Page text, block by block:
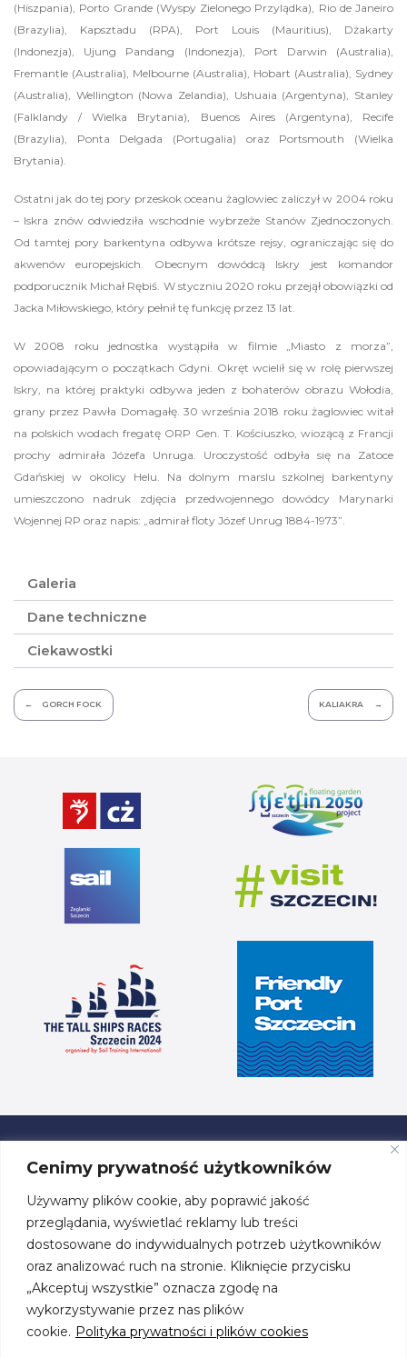
Cenimy prywatność użytkowników
Używamy plików cookie, aby poprawić jakość
przeglądania, wyświetlać reklamy lub treści
dostosowane do indywidualnych potrzeb użytkowników
oraz analizować ruch na stronie. Kliknięcie przycisku
„Akceptuj wszystkie” oznacza zgodę na
wykorzystywanie przez nas plików
cookie. Polityka prywatności i plików cookies
(Hiszpania), Porto Grande (Wyspy Zielonego Przylądka), Rio de Janeiro
(Brazylia), Kapsztadu (RPA), Port Louis (Mauritius), Dżakarty
(Indonezja), Ujung Pandang (Indonezja), Port Darwin (Australia),
Fremantle (Australia), Melbourne (Australia), Hobart (Australia), Sydney
(Australia), Wellington (Nowa Zelandia), Ushuaia (Argentyna), Stanley
(Falklandy / Wielka Brytania), Buenos Aires (Argentyna), Recife
(Brazylia), Ponta Delgada (Portugalia) oraz Portsmouth (Wielka
Brytania).
Ostatni jak do tej pory przeskok oceanu żaglowiec zaliczył w 2004 roku
– Iskra znów odwiedziła wschodnie wybrzeże Stanów Zjednoczonych.
Od tamtej pory barkentyna odbywa krótsze rejsy, ograniczając się do
akwenów europejskich. Obecnym dowódcą Iskry jest komandor
podporucznik Michał Rębiś. W styczniu 2020 roku przejął obowiązki od
Jacka Miłowskiego, który pełnił tę funkcję przez 13 lat.
W 2008 roku jednostka wystąpiła w filmie „Miasto z morza”,
opowiadającym o początkach Gdyni. Okręt wcielił się w rolę pierwszej
Iskry, na której praktyki odbywa jeden z bohaterów obrazu Wołodia,
grany przez Pawła Domagałę. 30 września 2018 roku żaglowiec witał
na polskich wodach fregatę ORP Gen. T. Kościuszko, wiozącą z Francji
prochy admirała Józefa Unruga. Uroczystość odbyła się na Zatoce
Gdańskiej w okolicy Helu. Na dolnym marslu szkolnej barkentyny
umieszczono nadruk zdjęcia przedwojennego dowódcy Marynarki
Wojennej RP oraz napis: „admirał floty Józef Unrug 1884-1973”.
Galeria
Dane techniczne
Ciekawostki
Nawigacja
wpisu
GORCH FOCK KALIAKRA
ul. Przestrzenna 19, 70-800 Szczecin
tel. +48 91 460 08 44